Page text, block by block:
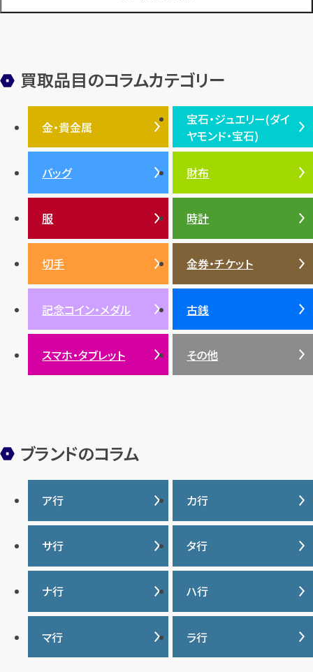
装飾品 オメガ シュプリーム ウブロ
エルメス ダイヤモンド ルイ・ヴィトン 豆知識 カルティエ
投資 金地金 金価格・相場 グッチ 買取 プラダ
ティファニー
金貨 ブルガリ
バッグ
アメジスト
バレンシアガ
ルビー 陶磁器・ガラス ブレゲ SDGs
買取品目のコラムカテゴリー
金・貴金属
金・貴金属TOP
プラチナ
銀・シルバー
宝石・ジュエリー(ダイ
ヤモンド・宝石)
宝石・ジュエリー(ダイヤモ
ンド・宝石)TOP
ダイヤモンド
エメラルド
ルビー
サファイア
パール
サンゴ
ヒスイ
バッグ 財布
服 時計
切手 金券・チケット
記念コイン・メダル 古銭
スマホ・タブレット その他
ブランドのコラム
ア行
IWC
ヴァシュロンコンスタンタ
ン
ウブロ
エルメス
オーデマ ピゲ
カ行
カナダグース
カルティエ
グッチ
クロムハーツ
ケイト・スペード
サ行
サマンサタバサ
ジーショック
ジャガー・ルクルト
タ行
タグ・ホイヤー
ディオール
ティファニー
ナ行
ナイキ
ハ行
バーバリー
バカラ
マ行 ラ行